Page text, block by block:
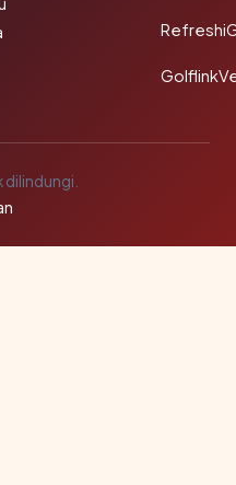
dilindungi.